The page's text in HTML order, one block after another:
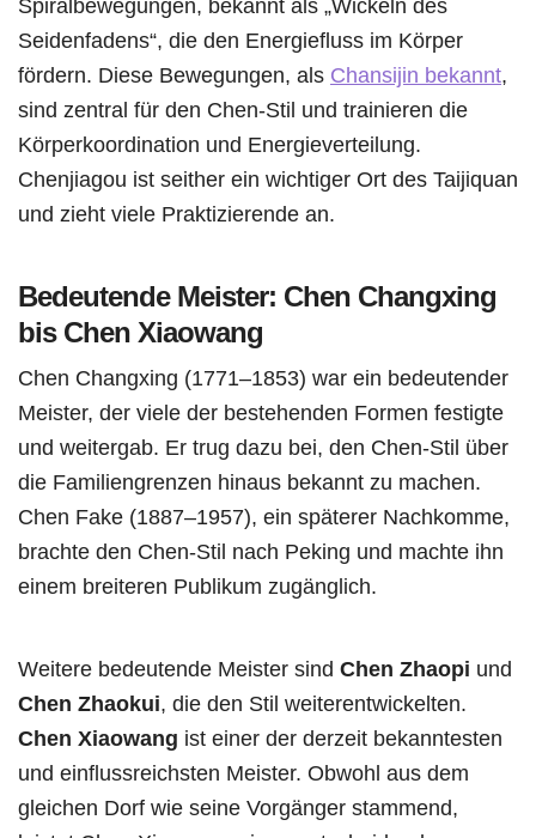
Spiralbewegungen, bekannt als „Wickeln des
Seidenfadens“, die den Energiefluss im Körper
fördern. Diese Bewegungen, als Chansijin bekannt,
sind zentral für den Chen-Stil und trainieren die
Körperkoordination und Energieverteilung.
Chenjiagou ist seither ein wichtiger Ort des Taijiquan
und zieht viele Praktizierende an.
Bedeutende Meister: Chen Changxing
bis Chen Xiaowang
Chen Changxing (1771–1853) war ein bedeutender
Meister, der viele der bestehenden Formen festigte
und weitergab. Er trug dazu bei, den Chen-Stil über
die Familiengrenzen hinaus bekannt zu machen.
Chen Fake (1887–1957), ein späterer Nachkomme,
brachte den Chen-Stil nach Peking und machte ihn
einem breiteren Publikum zugänglich.
Weitere bedeutende Meister sind Chen Zhaopi und
Chen Zhaokui, die den Stil weiterentwickelten.
Chen Xiaowang ist einer der derzeit bekanntesten
und einflussreichsten Meister. Obwohl aus dem
gleichen Dorf wie seine Vorgänger stammend,